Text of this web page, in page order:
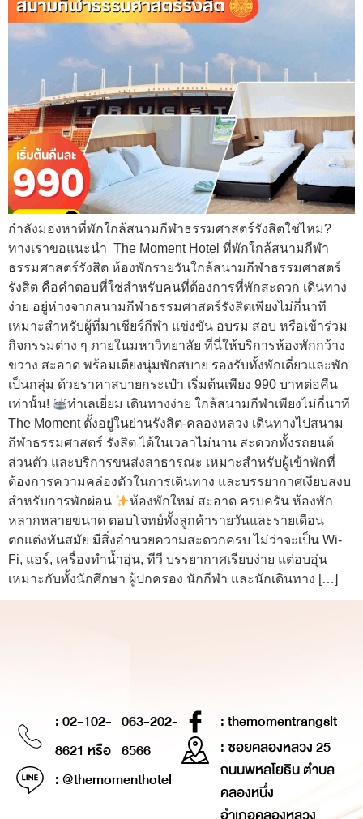
กำลังมองหาที่พักใกล้สนามกีฬาธรรมศาสตร์รังสิตใช่ไหม?
ทางเราขอแนะนำ The Moment Hotel ที่พักใกล้สนามกีฬา
ธรรมศาสตร์รังสิต ห้องพักรายวันใกล้สนามกีฬาธรรมศาสตร์
รังสิต คือคำตอบที่ใช่สำหรับคนที่ต้องการที่พักสะดวก เดินทาง
ง่าย อยู่ห่างจากสนามกีฬาธรรมศาสตร์รังสิตเพียงไม่กี่นาที
เหมาะสำหรับผู้ที่มาเชียร์กีฬา แข่งขัน อบรม สอบ หรือเข้าร่วม
กิจกรรมต่าง ๆ ภายในมหาวิทยาลัย ที่นี่ให้บริการห้องพักกว้าง
ขวาง สะอาด พร้อมเตียงนุ่มพักสบาย รองรับทั้งพักเดี่ยวและพัก
เป็นกลุ่ม ด้วยราคาสบายกระเป๋า เริ่มต้นเพียง 990 บาทต่อคืน
เท่านั้น!
ทำเลเยี่ยม เดินทางง่าย ใกล้สนามกีฬาเพียงไม่กี่นาที
The Moment ตั้งอยู่ในย่านรังสิต-คลองหลวง เดินทางไปสนาม
กีฬาธรรมศาสตร์ รังสิต ได้ในเวลาไม่นาน สะดวกทั้งรถยนต์
ส่วนตัว และบริการขนส่งสาธารณะ เหมาะสำหรับผู้เข้าพักที่
ต้องการความคล่องตัวในการเดินทาง และบรรยากาศเงียบสงบ
สำหรับการพักผ่อน
ห้องพักใหม่ สะอาด ครบครัน ห้องพัก
หลากหลายขนาด ตอบโจทย์ทั้งลูกค้ารายวันและรายเดือน
ตกแต่งทันสมัย มีสิ่งอำนวยความสะดวกครบ ไม่ว่าจะเป็น Wi-
Fi, แอร์, เครื่องทำน้ำอุ่น, ทีวี บรรยากาศเรียบง่าย แต่อบอุ่น
เหมาะกับทั้งนักศึกษา ผู้ปกครอง นักกีฬา และนักเดินทาง […]
: 02-102-
8621 หรือ
063-202-
6566
: @themomenthotel
: themomentrangsit
: ซอยคลองหลวง 25
ถนนพหลโยธิน ตำบล
คลองหนึ่ง